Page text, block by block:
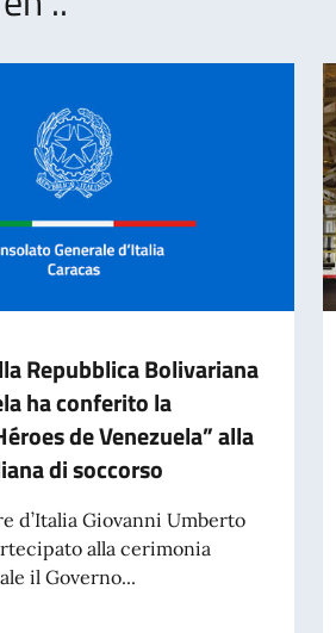
Repubblica Bolivariana
ha conferito la
de Venezuela” alla
di soccorso
d’Italia Giovanni Umberto
alla cerimonia
il Governo...